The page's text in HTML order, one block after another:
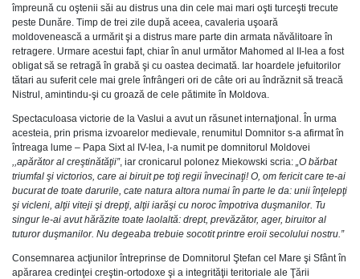
împreună cu oştenii săi au distrus una din cele mai mari oşti turceşti trecute
peste Dunăre. Timp de trei zile după aceea, cavaleria uşoară
moldovenească a urmărit şi a distrus mare parte din armata năvălitoare în
retragere. Urmare acestui fapt, chiar în anul următor Mahomed al II-lea a fost
obligat să se retragă în grabă şi cu oastea decimată. Iar hoardele jefuitorilor
tătari au suferit cele mai grele înfrângeri ori de câte ori au îndrăznit să treacă
Nistrul, amintindu-şi cu groază de cele pătimite în Moldova.
Spectaculoasa victorie de la Vaslui a avut un răsunet internaţional. În urma
acesteia, prin prisma izvoarelor medievale, renumitul Domnitor s-a afirmat în
întreaga lume – Papa Sixt al IV-lea, l-a numit pe domnitorul Moldovei
,,apărător al creştinătăţii”, iar cronicarul polonez Miekowski scria: „O bărbat
triumfal şi victorios, care ai biruit pe toţi regii învecinaţi! O, om fericit care te-ai
bucurat de toate darurile, cate natura altora numai în parte le da: unii înţelepţi
şi vicleni, alţii viteji şi drepţi, alţii iarăşi cu noroc împotriva duşmanilor. Tu
singur le-ai avut hărăzite toate laolaltă: drept, prevăzător, ager, biruitor al
tuturor duşmanilor. Nu degeaba trebuie socotit printre eroii secolului nostru.”
Consemnarea acţiunilor întreprinse de Domnitorul Ştefan cel Mare şi Sfânt în
apărarea credinţei creştin-ortodoxe şi a integrităţii teritoriale ale Ţării